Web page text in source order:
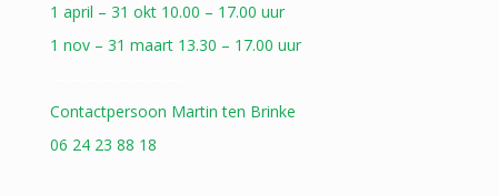
1 april – 31 okt 10.00 – 17.00 uur
1 nov – 31 maart 13.30 – 17.00 uur
Contactpersoon Martin ten Brinke
06 24 23 88 18